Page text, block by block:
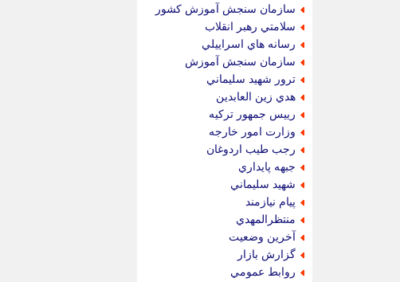
سازمان سنجش آموزش كشور
سلامتي رهبر انقلاب
رسانه هاي اسراييلي
سازمان سنجش آموزش
ترور شهيد سليماني
هدي زين العابدين
رييس جمهور تركيه
وزارت امور خارجه
رجب طيب اردوغان
جبهه پايداري
شهيد سليماني
پيام نيازمند
منتظرالمهدي
آخرين وضعيت
گزارش بازار
روابط عمومي